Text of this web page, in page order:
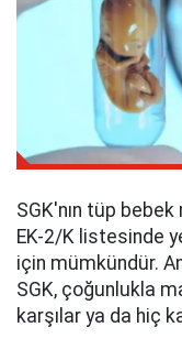
SGK'nın tüp bebek
EK-2/K listesinde
için mümkündür.
SGK, çoğunlukla
karşılar ya da hiç